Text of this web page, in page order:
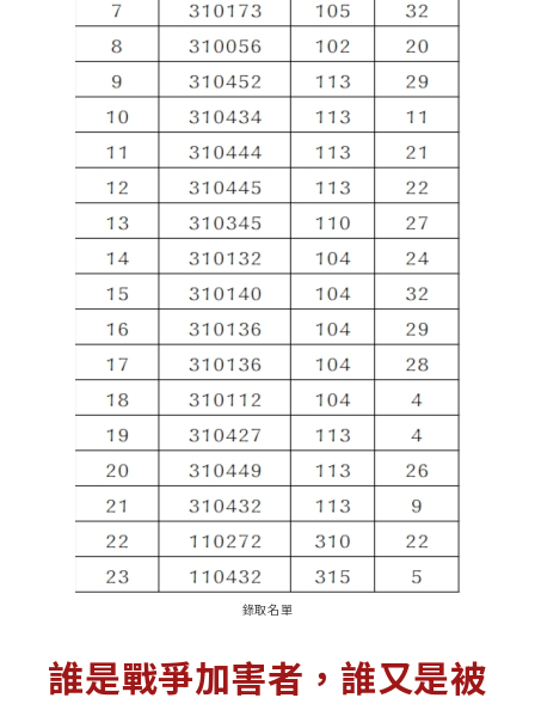
錄取名單
誰是戰爭加害者，誰又是被